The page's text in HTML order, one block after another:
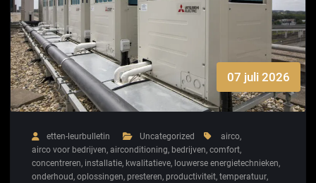
07 juli 2026
etten-leurbulletin Uncategorized airco,
airco voor bedrijven, airconditioning, bedrijven, comfort,
concentreren, installatie, kwalitatieve, louwerse energietechnieken,
onderhoud, oplossingen, presteren, productiviteit, temperatuur,